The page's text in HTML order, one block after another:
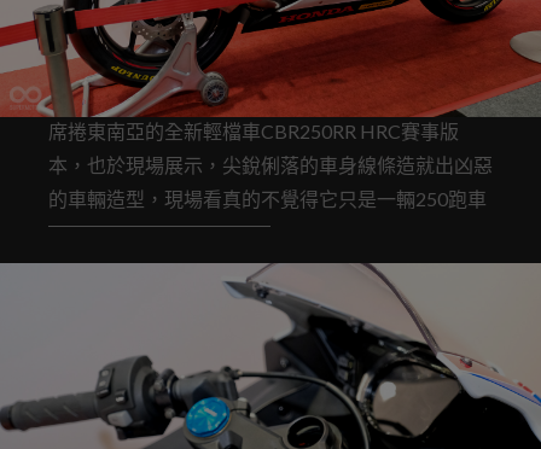
席捲東南亞的全新輕檔車CBR250RR HRC賽事版
本，也於現場展示，尖銳俐落的車身線條造就出凶惡
的車輛造型，現場看真的不覺得它只是一輛250跑車